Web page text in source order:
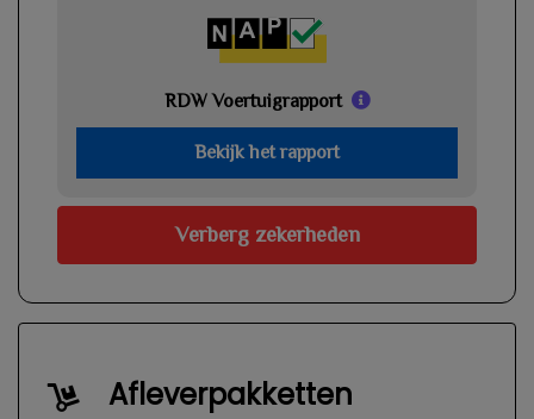
RDW Voertuigrapport
Bekijk het rapport
Verberg zekerheden
Afleverpakketten